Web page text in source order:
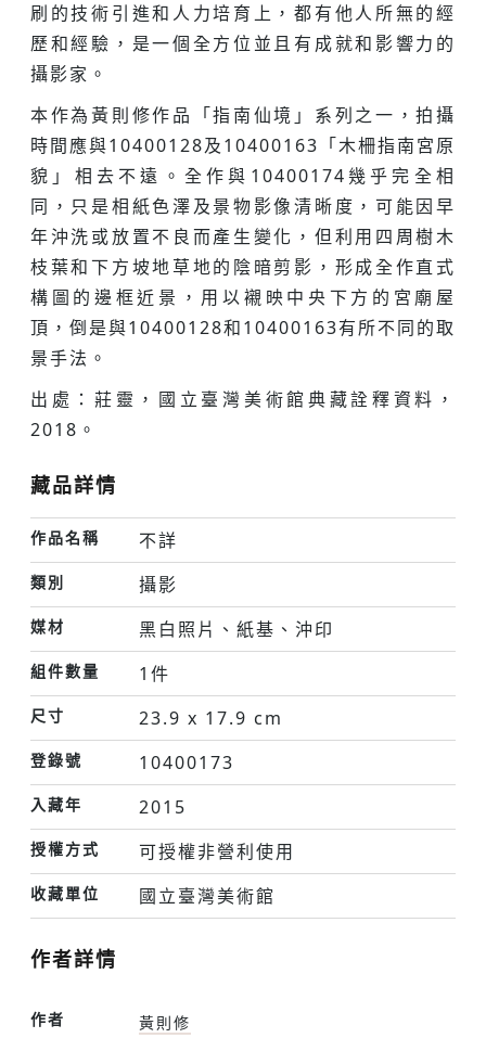
刷的技術引進和人力培育上，都有他人所無的經
歷和經驗，是一個全方位並且有成就和影響力的
攝影家。
本作為黃則修作品「指南仙境」系列之一，拍攝
時間應與10400128及10400163「木柵指南宮原
貌」相去不遠。全作與10400174幾乎完全相
同，只是相紙色澤及景物影像清晰度，可能因早
年沖洗或放置不良而產生變化，但利用四周樹木
枝葉和下方坡地草地的陰暗剪影，形成全作直式
構圖的邊框近景，用以襯映中央下方的宮廟屋
頂，倒是與10400128和10400163有所不同的取
景手法。
出處：莊靈，國立臺灣美術館典藏詮釋資料，
2018。
藏品詳情
作品名稱 不詳
類別 攝影
媒材 黑白照片、紙基、沖印
組件數量 1件
尺寸 23.9 x 17.9 cm
登錄號 10400173
入藏年 2015
授權方式 可授權非營利使用
收藏單位 國立臺灣美術館
作者詳情
作者
黃則修